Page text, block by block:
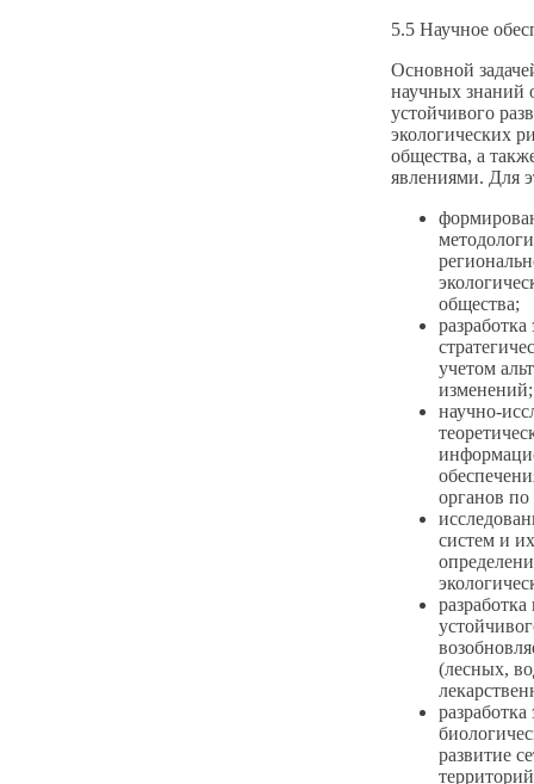
5.5 Научное
Основной
научных знаний
устойчивого
экологических
общества, а
явлениями. Для
общества;
учетом
изменений;
научно-
органов
систем и
(лесных,
развитие